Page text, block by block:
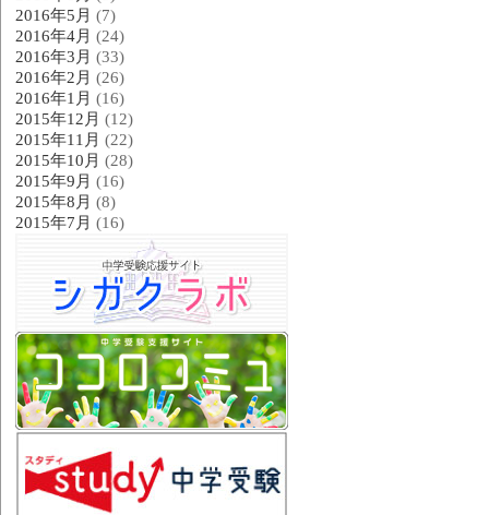
2016年5月 (7)
2016年4月 (24)
2016年3月 (33)
2016年2月 (26)
2016年1月 (16)
2015年12月 (12)
2015年11月 (22)
2015年10月 (28)
2015年9月 (16)
2015年8月 (8)
2015年7月 (16)